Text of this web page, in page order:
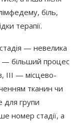
біль,
терапії.
— невелика
— більший процес
III — місцево-
тканин чи
для групи
номер стадії, а